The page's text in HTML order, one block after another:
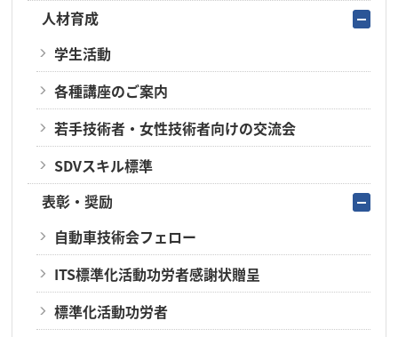
人材育成
学生活動
各種講座のご案内
若手技術者・女性技術者向けの交流会
SDVスキル標準
表彰・奨励
自動車技術会フェロー
ITS標準化活動功労者感謝状贈呈
標準化活動功労者